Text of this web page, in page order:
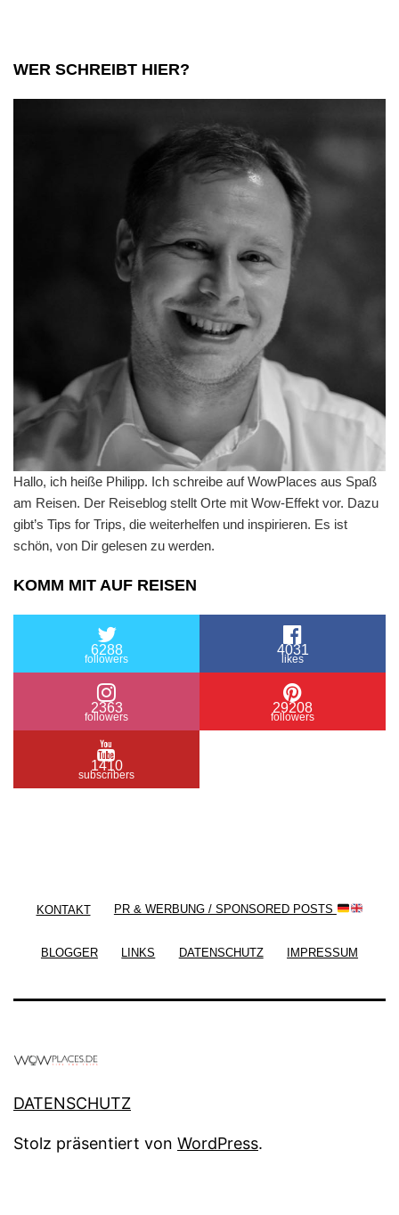
WER SCHREIBT HIER?
Hallo, ich heiße Philipp. Ich schreibe auf WowPlaces aus Spaß
am Reisen. Der Reiseblog stellt Orte mit Wow-Effekt vor. Dazu
gibt’s Tips for Trips, die weiterhelfen und inspirieren. Es ist
schön, von Dir gelesen zu werden.
KOMM MIT AUF REISEN
6288
followers
4031
likes
2363
followers
29208
followers
1410
subscribers
KONTAKT PR & WERBUNG / SPONSORED POSTS
BLOGGER LINKS DATENSCHUTZ IMPRESSUM
DATENSCHUTZ
Stolz präsentiert von WordPress.